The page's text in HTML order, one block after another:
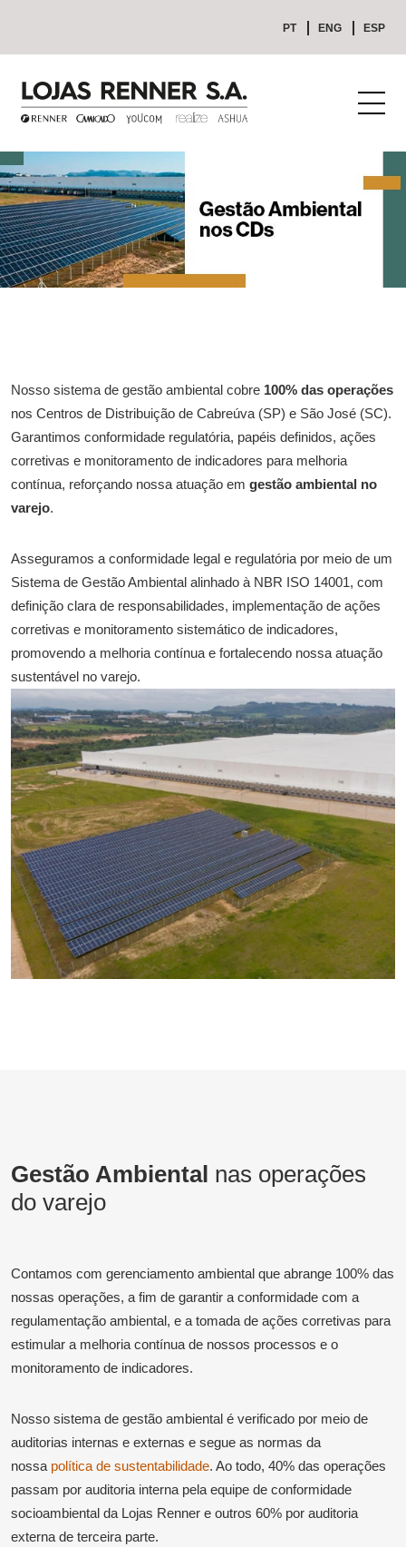
PT ENG ESP
Nosso sistema de gestão ambiental cobre 100% das operações
nos Centros de Distribuição de Cabreúva (SP) e São José (SC).
Garantimos conformidade regulatória, papéis definidos, ações
corretivas e monitoramento de indicadores para melhoria
contínua, reforçando nossa atuação em gestão ambiental no
varejo.
Asseguramos a conformidade legal e regulatória por meio de um
Sistema de Gestão Ambiental alinhado à NBR ISO 14001, com
definição clara de responsabilidades, implementação de ações
corretivas e monitoramento sistemático de indicadores,
promovendo a melhoria contínua e fortalecendo nossa atuação
sustentável no varejo.
Gestão Ambiental nas operações
do varejo
Contamos com gerenciamento ambiental que abrange 100% das
nossas operações, a fim de garantir a conformidade com a
regulamentação ambiental, e a tomada de ações corretivas para
estimular a melhoria contínua de nossos processos e o
monitoramento de indicadores.
Nosso sistema de gestão ambiental é verificado por meio de
auditorias internas e externas e segue as normas da
nossa política de sustentabilidade. Ao todo, 40% das operações
passam por auditoria interna pela equipe de conformidade
socioambiental da Lojas Renner e outros 60% por auditoria
externa de terceira parte.